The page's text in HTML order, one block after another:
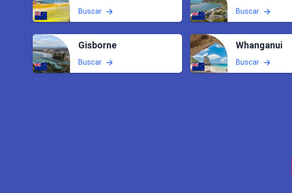
Buscar Buscar
Gisborne
Buscar
Whanganui
Buscar